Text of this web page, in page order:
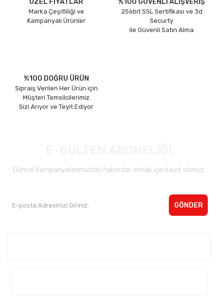
ÖZEL FİYATLAR
Marka Çeşitliliği ve
Kampanyalı Ürünler
%100 GÜVENLİ ALIŞVERİŞ
256bit SSL Sertifikası ve 3d
Securty
ile Güvenli Satın Alma
%100 DOĞRU ÜRÜN
Sipraiş Verilen Her Ürün için
Müşteri Temsilcilerimiz
Sizi Arıyor ve Teyit Ediyor
Güncel kampanyalarımızdan haberdar olmak için kayıt olunuz.
GÖNDER